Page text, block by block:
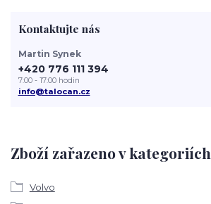
Zboží zařazeno v kategoriích
Volvo
Kontaktujte nás
Martin Synek
+420 776 111 394
7:00 - 17:00 hodin
info@talocan.cz